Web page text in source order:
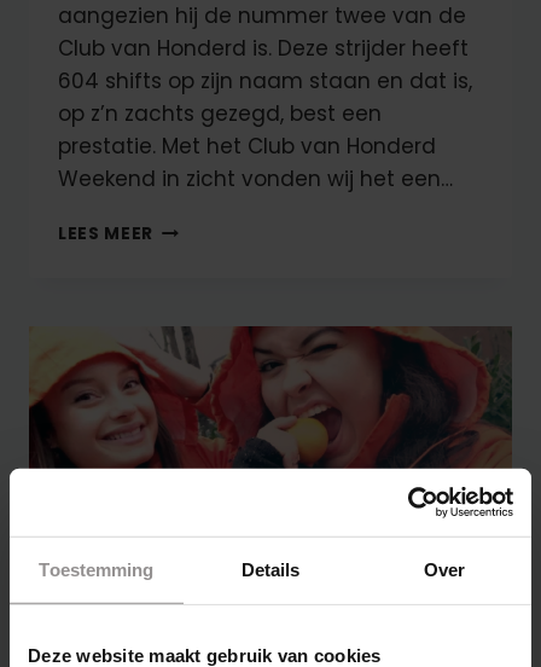
Toestemming Details Over
Deze website maakt gebruik van cookies
aangezien hij de nummer twee van de
Club van Honderd is. Deze strijder heeft
604 shifts op zijn naam staan en dat is,
op z’n zachts gezegd, best een
prestatie. Met het Club van Honderd
Weekend in zicht vonden wij het een…
LEES MEER MAAK
DE
#2
VAN
DE
CLUB
VAN